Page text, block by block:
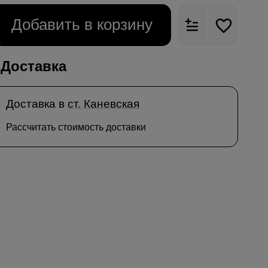
Добавить в корзину
Доставка
Доставка в ст. Каневская
Рассчитать стоимость доставки